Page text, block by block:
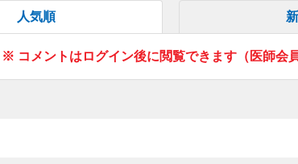
人気順
※ コメントはログイン後に閲覧できます（医師会員